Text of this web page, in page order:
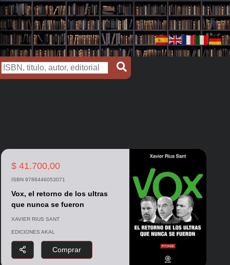
$ 41.700,00
ISBN 9788446053071
Vox, el retorno de los ultras
que nunca se fueron
XAVIER RIUS SANT
EDICIONES AKAL
Comprar